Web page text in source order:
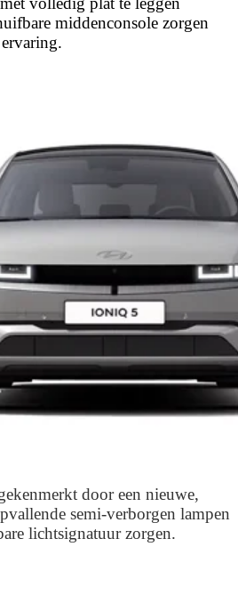
middenconsole zorgen
door een nieuwe,
semi-verborgen lampen
lichtsignatuur zorgen.